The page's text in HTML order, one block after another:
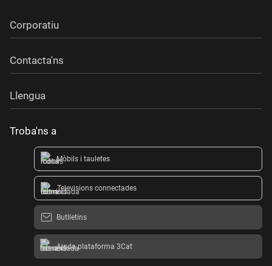
Corporatiu
Contacta'ns
Llengua
Troba'ns a
Mòbils i tauletes
Televisions connectades
Butlletins
Ajuda plataforma 3Cat